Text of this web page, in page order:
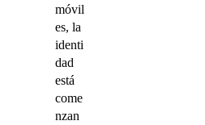
móvil
es, la
identi
dad
está
come
nzan